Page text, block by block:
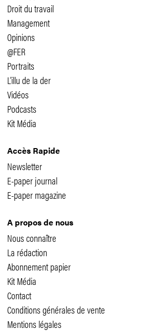
Droit du travail
Management
Opinions
@FER
Portraits
L'illu de la der
Vidéos
Podcasts
Kit Média
Accès Rapide
Newsletter
E-paper journal
E-paper magazine
A propos de nous
Nous connaître
La rédaction
Abonnement papier
Kit Média
Contact
Conditions générales de vente
Mentions légales